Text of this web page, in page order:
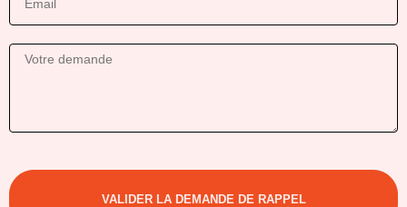
VALIDER LA DEMANDE DE RAPPEL